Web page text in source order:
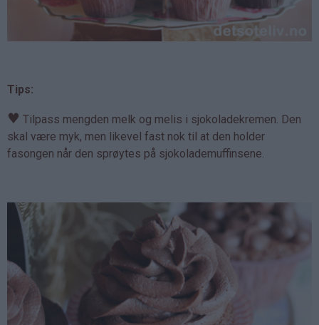
Tips:
♥ Tilpass mengden melk og melis i sjokoladekremen. Den
skal være myk, men likevel fast nok til at den holder
fasongen når den sprøytes på sjokolademuffinsene.